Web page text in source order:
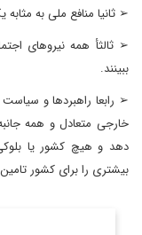
➢ ثانیا منافع ملی به
➢ ثالثأ همه نیروهای
ببینند.
➢ رابعا راهبردها و
خارجی متعادل و همه
دهد و هیچ کشور یا
بیشتری را برای کشور